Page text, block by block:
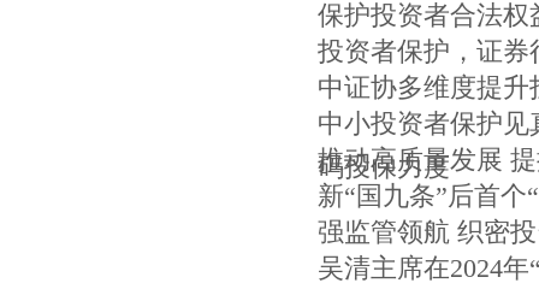
保护投资者合法
投资者保护，证券
中证协多维度提
中小投资者保护
码投保力度
推动高质量发展
新“国九条”后首个
强监管领航 织密
吴清主席在2024